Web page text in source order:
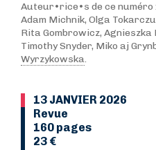
Auteur•rice•s de ce numéro
Adam Michnik, Olga
Rita Gombrowicz, Agnieszka
Timothy Snyder, Miko aj
Wyrzykowska.
13 JANVIER 2026
Revue
160 pages
23 €